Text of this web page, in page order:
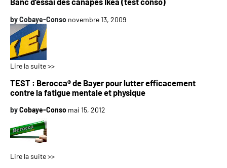
byCobaye-Conso novembre 13, 2009
Lire la suite >>
TEST : Berocca® de Bayer pour lutter efficacement
contre la fatigue mentale et physique
byCobaye-Conso mai 15, 2012
Lire la suite >>